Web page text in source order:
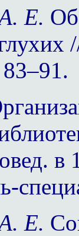
Е. Об
в
Е.